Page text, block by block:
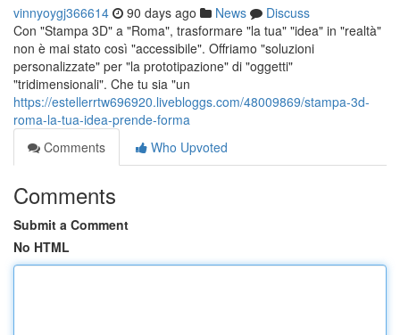
vinnyoygj366614 90 days ago News
Discuss
Con "Stampa 3D" a "Roma", trasformare "la tua" "idea" in "realtà"
non è mai stato così "accessibile". Offriamo "soluzioni
personalizzate" per "la prototipazione" di "oggetti"
"tridimensionali". Che tu sia "un
https://estellerrtw696920.livebloggs.com/48009869/stampa-3d-
roma-la-tua-idea-prende-forma
Comments
Who Upvoted
Comments
Submit a Comment
No HTML